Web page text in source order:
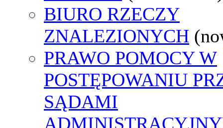
BIURO RZECZY
ZNALEZIONYCH
PRAWO POMOCY W
POSTĘPOWANIU
SĄDAMI